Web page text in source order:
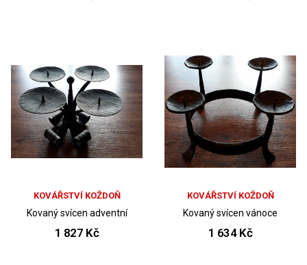
KOVÁŘSTVÍ KOŽDOŇ
Kovaný svícen adventní
1 827 Kč
KOVÁŘSTVÍ KOŽDOŇ
Kovaný svícen vánoce
1 634 Kč